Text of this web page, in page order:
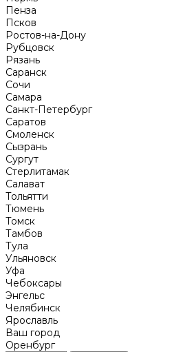
Пенза
Псков
Ростов-на-Дону
Рубцовск
Рязань
Саранск
Сочи
Самара
Санкт-Петербург
Саратов
Смоленск
Сызрань
Сургут
Стерлитамак
Салават
Тольятти
Тюмень
Томск
Тамбов
Тула
Ульяновск
Уфа
Чебоксары
Энгельс
Челябинск
Ярославль
Ваш город
Оренбург